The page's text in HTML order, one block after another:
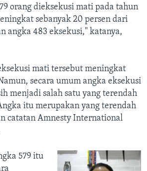
orang dieksekusi mati pada tahun
sebanyak 20 persen dari
angka 483 eksekusi," katanya,
mati tersebut meningkat
secara umum angka eksekusi
menjadi salah satu yang terendah
itu merupakan yang terendah
catatan Amnesty International
579 itu